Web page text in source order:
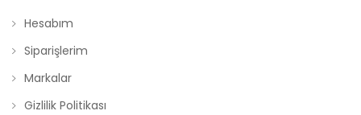
Hesabım
Siparişlerim
Markalar
Gizlilik Politikası